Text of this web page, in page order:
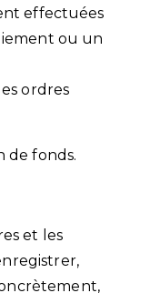
effectuées
ou un
ordres
de fonds.
et les